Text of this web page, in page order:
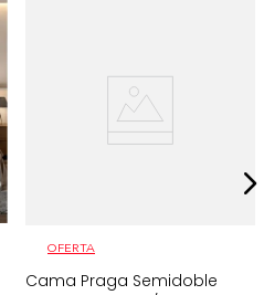
OFERTA
Cama Praga Semidoble